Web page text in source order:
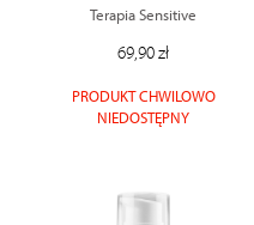
Terapia Sensitive
69,90 zł
PRODUKT CHWILOWO
NIEDOSTĘPNY